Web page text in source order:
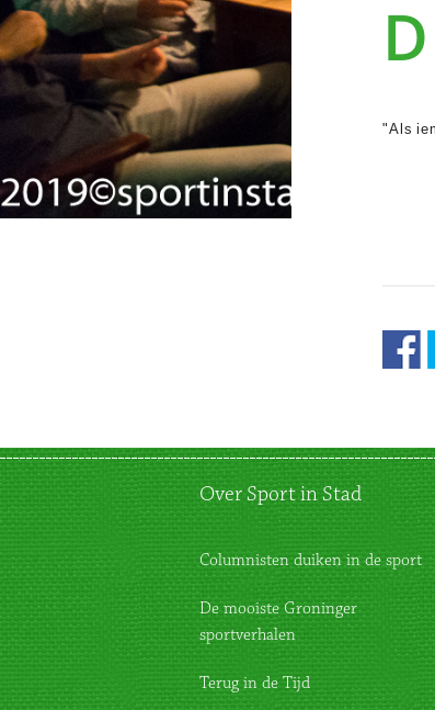
"Als
Over Sport in Stad
Columnisten duiken in de sport
De mooiste Groninger
sportverhalen
Terug in de Tijd